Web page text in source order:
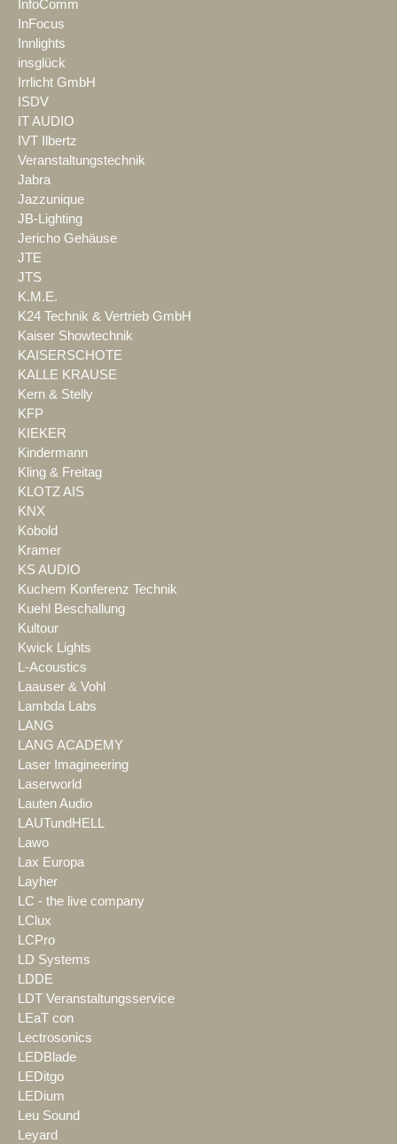
InfoComm
InFocus
Innlights
insglück
Irrlicht GmbH
ISDV
IT AUDIO
IVT Ilbertz
Veranstaltungstechnik
Jabra
Jazzunique
JB-Lighting
Jericho Gehäuse
JTE
JTS
K.M.E.
K24 Technik & Vertrieb GmbH
Kaiser Showtechnik
KAISERSCHOTE
KALLE KRAUSE
Kern & Stelly
KFP
KIEKER
Kindermann
Kling & Freitag
KLOTZ AIS
KNX
Kobold
Kramer
KS AUDIO
Kuchem Konferenz Technik
Kuehl Beschallung
Kultour
Kwick Lights
L-Acoustics
Laauser & Vohl
Lambda Labs
LANG
LANG ACADEMY
Laser Imagineering
Laserworld
Lauten Audio
LAUTundHELL
Lawo
Lax Europa
Layher
LC - the live company
LClux
LCPro
LD Systems
LDDE
LDT Veranstaltungsservice
LEaT con
Lectrosonics
LEDBlade
LEDitgo
LEDium
Leu Sound
Leyard